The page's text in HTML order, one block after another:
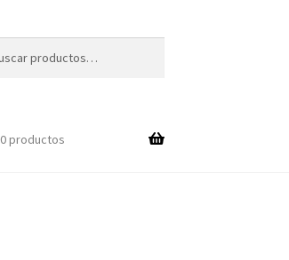
0 productos